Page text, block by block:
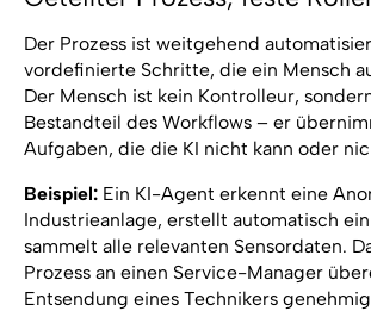
Der Prozess ist weitgehend
vordefinierte Schritte, die ein Mensch
Der Mensch ist kein Kontrolleur,
Bestandteil des Workflows – er
Aufgaben, die die KI nicht kann oder
Beispiel:Ein KI-Agent erkennt eine
Industrieanlage, erstellt automatisch
sammelt alle relevanten Sensordaten.
Prozess an einen Service-Manager
Entsendung eines Technikers